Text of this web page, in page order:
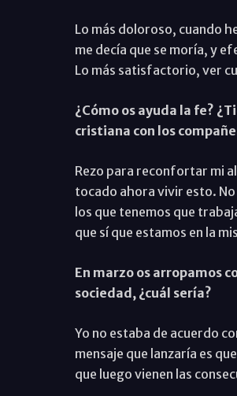
Lo más doloroso, cuando
me decía que se moría, y
Lo más satisfactorio, ver
¿Cómo os ayuda la fe?
cristiana con los
Rezo para reconfortar mi
tocado ahora vivir esto.
los que tenemos que
que sí que estamos en la
En marzo os arropamos
sociedad, ¿cuál sería?
Yo no estaba de acuerdo
mensaje que lanzaría es
que luego vienen las